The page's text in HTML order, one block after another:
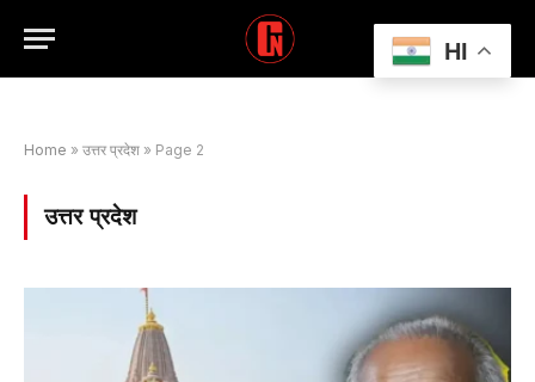
Home » उत्तर प्रदेश » Page 2
उत्तर प्रदेश
HI